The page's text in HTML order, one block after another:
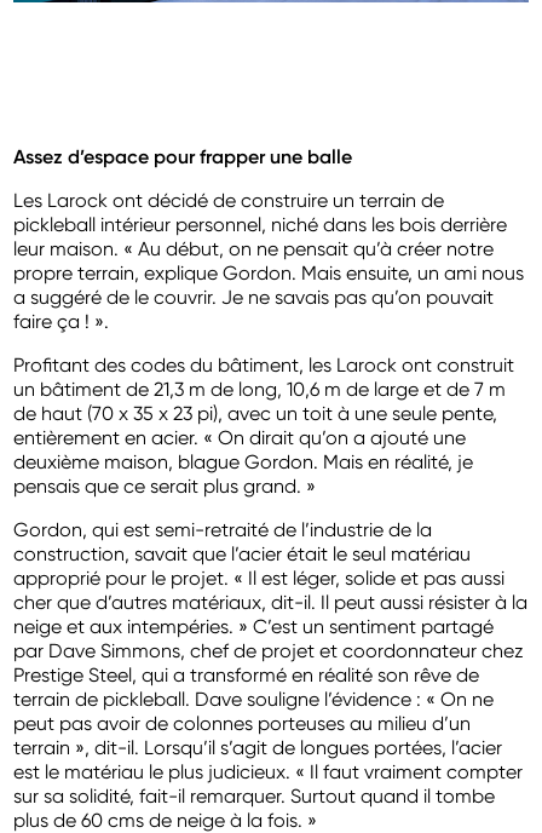
Assez d’espace pour frapper une balle
Les Larock ont décidé de construire un terrain de
pickleball intérieur personnel, niché dans les bois derrière
leur maison. « Au début, on ne pensait qu’à créer notre
propre terrain, explique Gordon. Mais ensuite, un ami nous
a suggéré de le couvrir. Je ne savais pas qu’on pouvait
faire ça ! ».
Profitant des codes du bâtiment, les Larock ont construit
un bâtiment de 21,3 m de long, 10,6 m de large et de 7 m
de haut (70 x 35 x 23 pi), avec un toit à une seule pente,
entièrement en acier. « On dirait qu’on a ajouté une
deuxième maison, blague Gordon. Mais en réalité, je
pensais que ce serait plus grand. »
Gordon, qui est semi-retraité de l’industrie de la
construction, savait que l’acier était le seul matériau
approprié pour le projet. « Il est léger,solide et pas aussi
cher que d’autres matériaux,dit-il. Il peut aussi résister à la
neige et aux intempéries. » C’est un sentiment partagé
par Dave Simmons,chef de projet et coordonnateur chez
PrestigeSteel, qui a transformé en réalité son rêve de
terrain de pickleball. Dave souligne l’évidence : « On ne
peut pas avoir de colonnes porteuses au milieu d’un
terrain », dit-il. Lorsqu’il s’agit de longues portées, l’acier
est le matériau le plus judicieux. « Il faut vraiment compter
sur sa solidité,fait-il remarquer. Surtout quand il tombe
plus de60 cms de neige à la fois. »